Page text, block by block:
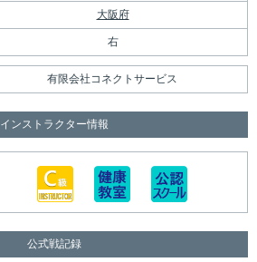
大阪府
右
有限会社コネクトサービス
インストラクター情報
公式戦記録